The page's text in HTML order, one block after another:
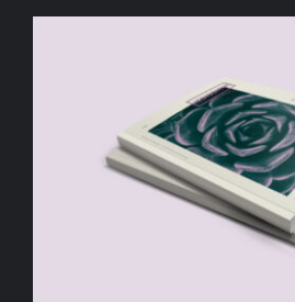
AÑADIR AL CARRITO /